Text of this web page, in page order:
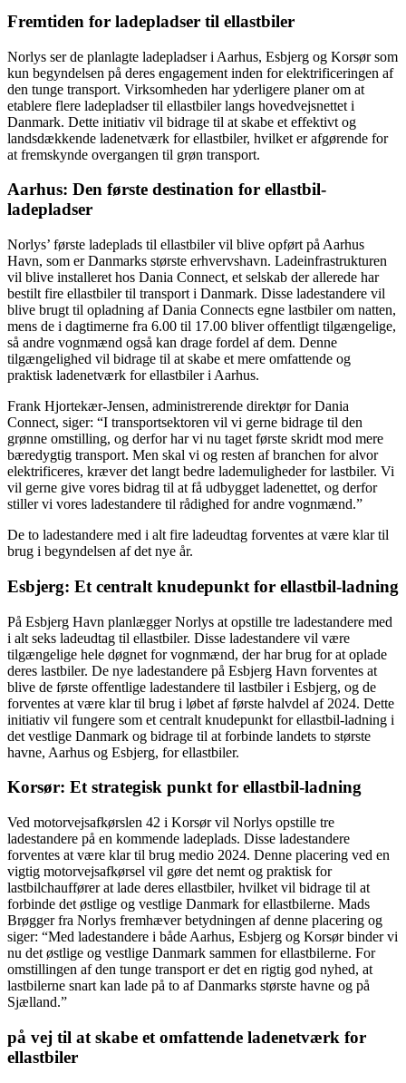
Fremtiden for ladepladser til ellastbiler
Norlys ser de planlagte ladepladser i Aarhus, Esbjerg og Korsør som
kun begyndelsen på deres engagement inden for elektrificeringen af
den tunge transport. Virksomheden har yderligere planer om at
etablere flere ladepladser til ellastbiler langs hovedvejsnettet i
Danmark. Dette initiativ vil bidrage til at skabe et effektivt og
landsdækkende ladenetværk for ellastbiler, hvilket er afgørende for
at fremskynde overgangen til grøn transport.
Aarhus: Den første destination for ellastbil-
ladepladser
Norlys’ første ladeplads til ellastbiler vil blive opført på Aarhus
Havn, som er Danmarks største erhvervshavn. Ladeinfrastrukturen
vil blive installeret hos Dania Connect, et selskab der allerede har
bestilt fire ellastbiler til transport i Danmark. Disse ladestandere vil
blive brugt til opladning af Dania Connects egne lastbiler om natten,
mens de i dagtimerne fra 6.00 til 17.00 bliver offentligt tilgængelige,
så andre vognmænd også kan drage fordel af dem. Denne
tilgængelighed vil bidrage til at skabe et mere omfattende og
praktisk ladenetværk for ellastbiler i Aarhus.
Frank Hjortekær-Jensen, administrerende direktør for Dania
Connect, siger: “I transportsektoren vil vi gerne bidrage til den
grønne omstilling, og derfor har vi nu taget første skridt mod mere
bæredygtig transport. Men skal vi og resten af branchen for alvor
elektrificeres, kræver det langt bedre lademuligheder for lastbiler. Vi
vil gerne give vores bidrag til at få udbygget ladenettet, og derfor
stiller vi vores ladestandere til rådighed for andre vognmænd.”
De to ladestandere med i alt fire ladeudtag forventes at være klar til
brug i begyndelsen af det nye år.
Esbjerg: Et centralt knudepunkt for ellastbil-ladning
På Esbjerg Havn planlægger Norlys at opstille tre ladestandere med
i alt seks ladeudtag til ellastbiler. Disse ladestandere vil være
tilgængelige hele døgnet for vognmænd, der har brug for at oplade
deres lastbiler. De nye ladestandere på Esbjerg Havn forventes at
blive de første offentlige ladestandere til lastbiler i Esbjerg, og de
forventes at være klar til brug i løbet af første halvdel af 2024. Dette
initiativ vil fungere som et centralt knudepunkt for ellastbil-ladning i
det vestlige Danmark og bidrage til at forbinde landets to største
havne, Aarhus og Esbjerg, for ellastbiler.
Korsør: Et strategisk punkt for ellastbil-ladning
Ved motorvejsafkørslen 42 i Korsør vil Norlys opstille tre
ladestandere på en kommende ladeplads. Disse ladestandere
forventes at være klar til brug medio 2024. Denne placering ved en
vigtig motorvejsafkørsel vil gøre det nemt og praktisk for
lastbilchauffører at lade deres ellastbiler, hvilket vil bidrage til at
forbinde det østlige og vestlige Danmark for ellastbilerne. Mads
Brøgger fra Norlys fremhæver betydningen af denne placering og
siger: “Med ladestandere i både Aarhus, Esbjerg og Korsør binder vi
nu det østlige og vestlige Danmark sammen for ellastbilerne. For
omstillingen af den tunge transport er det en rigtig god nyhed, at
lastbilerne snart kan lade på to af Danmarks største havne og på
Sjælland.”
på vej til at skabe et omfattende ladenetværk for
ellastbiler